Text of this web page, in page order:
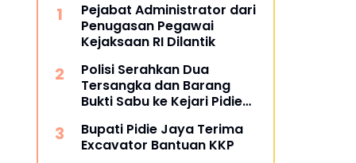
Pejabat Administrator dari
Penugasan Pegawai
Kejaksaan RI Dilantik
Polisi Serahkan Dua
Tersangka dan Barang
Bukti Sabu ke Kejari Pidie
Bupati Pidie Jaya Terima
Excavator Bantuan KKP